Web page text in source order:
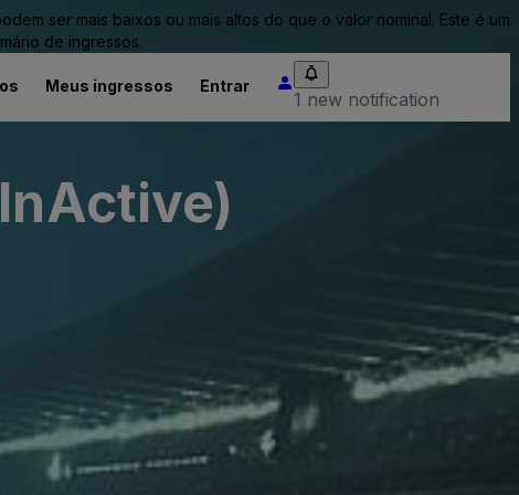
ser mais baixos ou mais altos do que o valor nominal. Este é um
de ingressos.
Meus ingressos Entrar
1 new notification